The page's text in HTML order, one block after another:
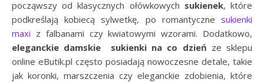
począwszy od klasycznych ołówkowych sukienek, które
podkreślają kobiecą sylwetkę, po romantyczne sukienki
maxi z falbanami czy kwiatowymi wzorami. Dodatkowo,
eleganckie damskie sukienki na co dzień ze sklepu
online eButik.pl często posiadają nowoczesne detale, takie
jak koronki, marszczenia czy eleganckie zdobienia, które